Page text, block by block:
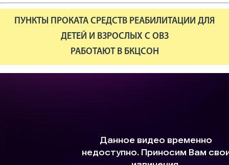
ПУНКТЫ ПРОКАТА СРЕДСТВ РЕАБИЛИТАЦИИ ДЛЯ
ДЕТЕЙ И ВЗРОСЛЫХ С ОВЗ
РАБОТАЮТ В БКЦСОН